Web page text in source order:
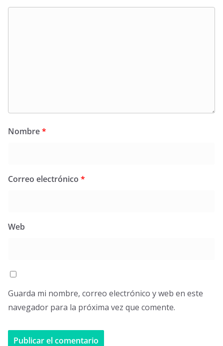
Nombre*
Correo electrónico *
Web
Guarda mi nombre, correo electrónico y web en este
navegador para la próxima vez que comente.